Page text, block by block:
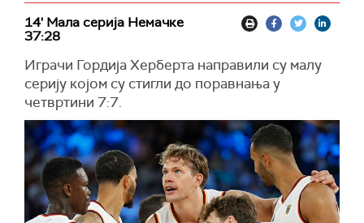
14' Мала серија Немачке
37:28
Играчи Гордија Херберта направили су малу
серију којом су стигли до поравнања у
четвртини 7:7.